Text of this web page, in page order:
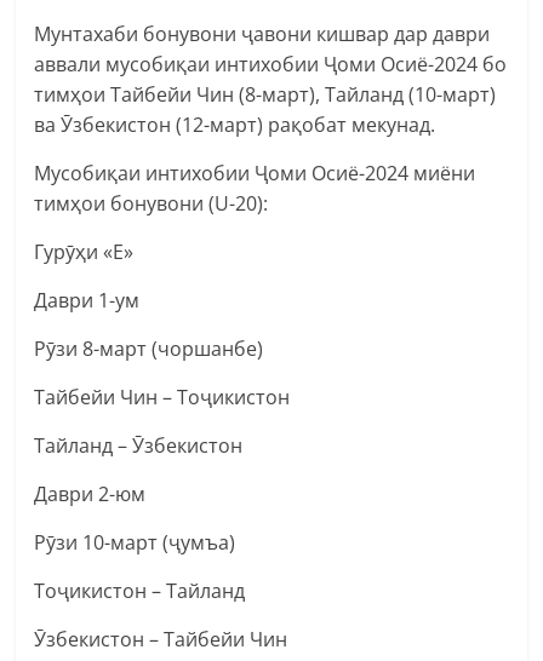
Мунтахаби бонувони ҷавони кишвар дар даври
аввали мусобиқаи интихобии Ҷоми Осиё-2024 бо
тимҳои Тайбейи Чин (8-март), Тайланд (10-март)
ва Ӯзбекистон (12-март) рақобат мекунад.
Мусобиқаи интихобии Ҷоми Осиё-2024 миёни
тимҳои бонувони (U-20):
Гурӯҳи «Е»
Даври 1-ум
Рӯзи 8-март (чоршанбе)
Тайбейи Чин – Тоҷикистон
Тайланд – Ӯзбекистон
Даври 2-юм
Рӯзи 10-март (ҷумъа)
Тоҷикистон – Тайланд
Ӯзбекистон – Тайбейи Чин